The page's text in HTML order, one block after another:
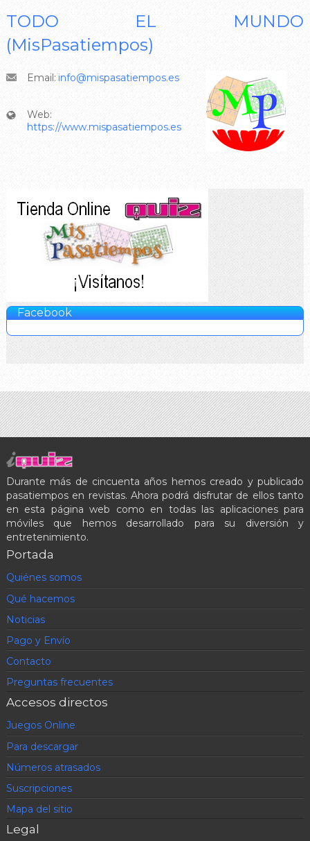
TODO EL MUNDO
(MisPasatiempos)
Email: info@mispasatiempos.es
Web:
https://www.mispasatiempos.es
Facebook
Durante más de cincuenta años hemos creado y publicado
pasatiempos en revistas. Ahora podrá disfrutar de ellos tanto
en esta página web como en todas las aplicaciones para
móviles que hemos desarrollado para su diversión y
entretenimiento.
Portada
Quiénes somos
Qué hacemos
Noticias
Pago y Envío
Contacto
Preguntas frecuentes
Accesos directos
Juegos Online
Para descargar
Números atrasados
Suscripciones
Mapa del sitio
Legal